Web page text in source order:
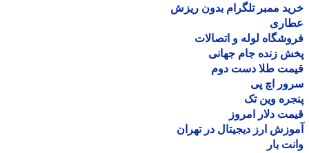
ممبر تلگرام بدون ریزش
لوله و اتصالات
زنده جام جهانی
طلا دست دوم
اچ پی
وین تک
دلار امروز
ارز دیجیتال در تهران
بار